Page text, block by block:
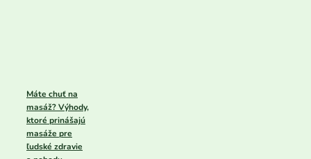
Máte chuť na
masáž? Výhody,
ktoré prinášajú
masáže pre
ľudské zdravie